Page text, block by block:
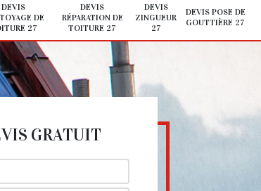
DEVIS
DE
27
DEVIS
RÉPARATION DE
TOITURE 27
DEVIS
ZINGUEUR
27
DEVIS POSE DE
GOUTTIÈRE 27
GRATUIT